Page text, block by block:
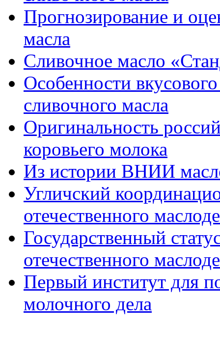
Прогнозирование и
масла
Сливочное масло
Особенности
сливочного масла
Оригинальность
коровьего молока
Из истории ВНИИ
Угличский
отечественного
Государственный
отечественного
Первый институт для
молочного дела